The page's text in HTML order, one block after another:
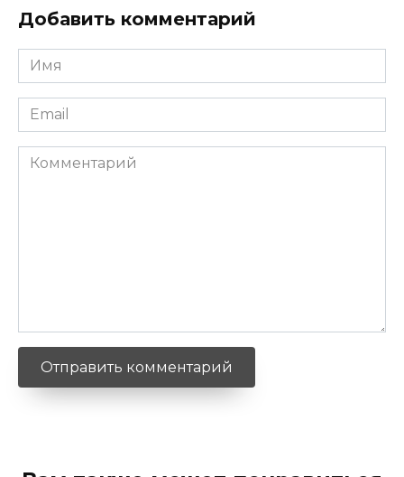
Добавить комментарий
Имя
*
Email
*
Комментарий